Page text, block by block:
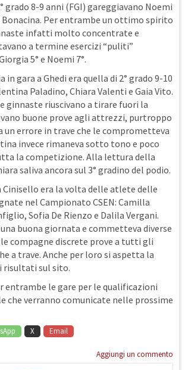
grado 8-9 anni (FGI) gareggiavano Noemi
Per entrambe un ottimo spirito
infatti molto concentrate e
a termine esercizi “puliti”
5° e Noemi 7°.
in gara a Ghedi era quella di 2° grado 9-10
Paladino, Chiara Valenti e Gaia Vito.
ginnaste riuscivano a tirare fuori la
buone prove agli attrezzi, purtroppo
un errore in trave che le comprometteva
invece rimaneva sotto tono e poco
la competizione. Alla lettura della
saliva ancora sul 3° gradino del podio.
Cinisello era la volta delle atlete delle
nel Campionato CSEN: Camilla
Sofia De Rienzo e Dalila Vergani.
buona giornata e commetteva diverse
compagne discrete prove a tutti gli
a trave. Anche per loro si aspetta la
risultati sul sito.
entrambe le gare per le qualificazioni
che verranno comunicate nelle prossime
X Email
Aggiungi un commento